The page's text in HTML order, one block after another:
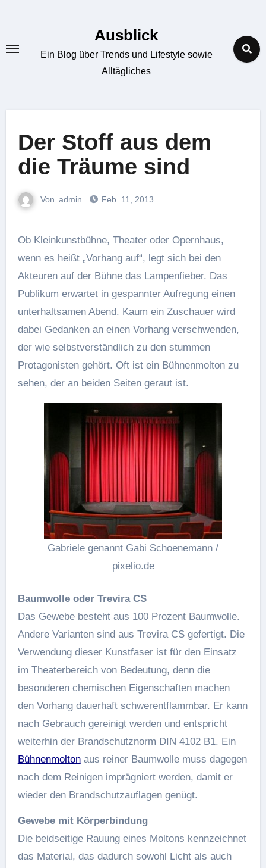
Ausblick
Ein Blog über Trends und Lifestyle sowie
Alltägliches
Der Stoff aus dem
die Träume sind
Von admin Feb. 11, 2013
Ob Kleinkunstbühne, Theater oder Opernhaus,
wenn es heißt „Vorhang auf“, legt sich bei den
Akteuren auf der Bühne das Lampenfieber. Das
Publikum erwartet in gespannter Aufregung einen
unterhaltsamen Abend. Kaum ein Zuschauer wird
dabei Gedanken an einen Vorhang verschwenden,
der wie selbstverständlich zu den stummen
Protagonisten gehört. Oft ist ein Bühnenmolton zu
sehen, der an beiden Seiten geraut ist.
Gabriele genannt Gabi Schoenemann /
pixelio.de
Baumwolle oder Trevira CS
Das Gewebe besteht aus 100 Prozent Baumwolle.
Andere Varianten sind aus Trevira CS gefertigt. Die
Verwendung dieser Kunstfaser ist für den Einsatz
im Theaterbereich von Bedeutung, denn die
besonderen chemischen Eigenschaften machen
den Vorhang dauerhaft schwerentflammbar. Er kann
nach Gebrauch gereinigt werden und entspricht
weiterhin der Brandschutznorm DIN 4102 B1. Ein
Bühnenmoltonaus reiner Baumwolle muss dagegen
nach dem Reinigen imprägniert werden, damit er
wieder den Brandschutzauflagen genügt.
Gewebe mit Körperbindung
Die beidseitige Rauung eines Moltons kennzeichnet
das Material, das dadurch sowohl Licht als auch